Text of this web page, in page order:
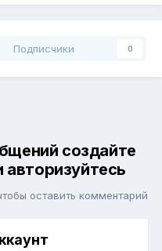
Подписчики 0
создайте
авторизуйтесь
оставить комментарий